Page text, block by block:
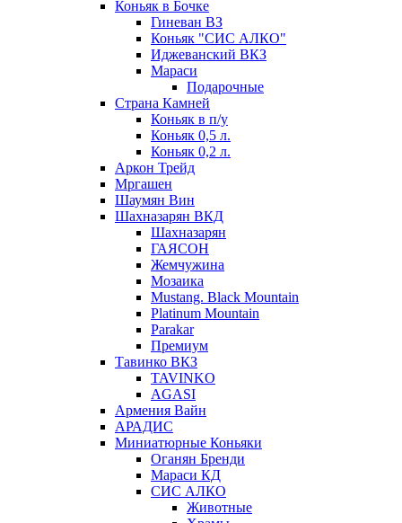
Коньяк в Бочке
Гиневан ВЗ
Коньяк "СИС АЛКО"
Иджеванский ВКЗ
Мараси
Подарочные
Страна Камней
Коньяк в п/у
Коньяк 0,5 л.
Коньяк 0,2 л.
Аркон Трейд
Мргашен
Шаумян Вин
Шахназарян ВКД
Шахназарян
ГАЯСОН
Жемчужина
Мозаика
Mustang. Black Mountain
Platinum Mountain
Parakar
Премиум
Тавинко ВКЗ
TAVINKO
AGASI
Армения Вайн
АРАДИС
Миниатюрные Коньяки
Оганян Бренди
Мараси КД
СИС АЛКО
Животные